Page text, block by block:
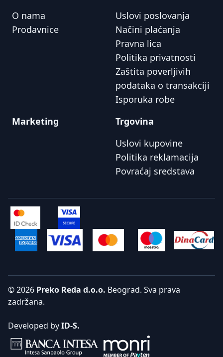
O nama
Prodavnice
Uslovi poslovanja
Načini plaćanja
Pravna lica
Politika privatnosti
Zaštita poverljivih
podataka o transakciji
Isporuka robe
Marketing
Trgovina
Uslovi kupovine
Politika reklamacija
Povraćaj sredstava
© 2026 Preko Reda d.o.o. Beograd. Sva prava
zadržana.
Developed byID-S.